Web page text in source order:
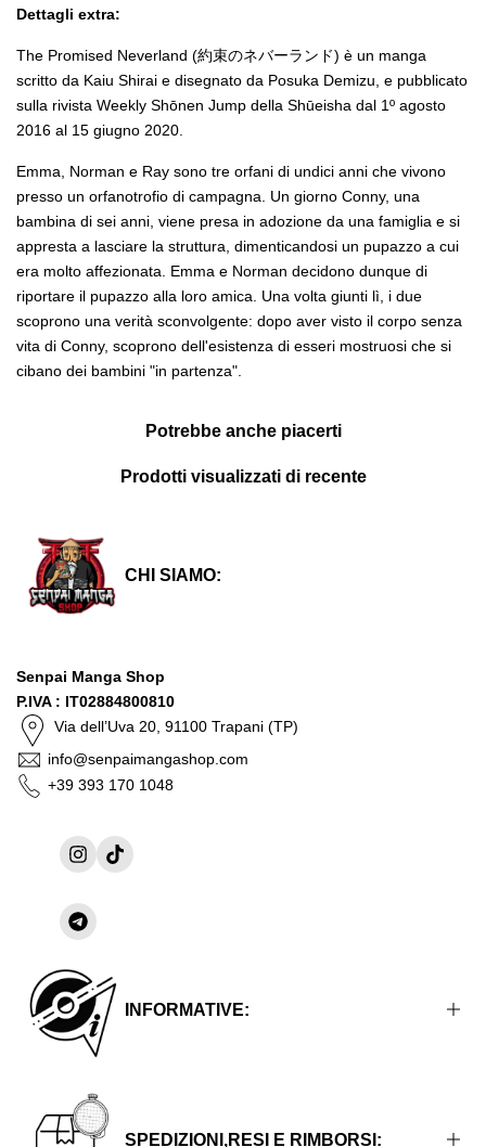
Dettagli extra:
The Promised Neverland (約束のネバーランド) è un manga
scritto da Kaiu Shirai e disegnato da Posuka Demizu, e pubblicato
sulla rivista Weekly Shōnen Jump della Shūeisha dal 1º agosto
2016 al 15 giugno 2020.
Emma, Norman e Ray sono tre orfani di undici anni che vivono
presso un orfanotrofio di campagna. Un giorno Conny, una
bambina di sei anni, viene presa in adozione da una famiglia e si
appresta a lasciare la struttura, dimenticandosi un pupazzo a cui
era molto affezionata. Emma e Norman decidono dunque di
riportare il pupazzo alla loro amica. Una volta giunti lì, i due
scoprono una verità sconvolgente: dopo aver visto il corpo senza
vita di Conny, scoprono dell'esistenza di esseri mostruosi che si
cibano dei bambini "in partenza".
Potrebbe anche piacerti
Prodotti visualizzati di recente
CHI SIAMO:
Senpai Manga Shop
P.IVA : IT02884800810
Via dell’Uva 20, 91100 Trapani (TP)
info@senpaimangashop.com
+39 393 170 1048
Instagram
TikTok
Condividi
su
INFORMATIVE:
Informative Legali
Informative sulla Privacy
SPEDIZIONI,RESI E RIMBORSI: